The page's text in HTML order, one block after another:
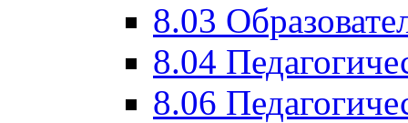
8.03
8.04
8.06